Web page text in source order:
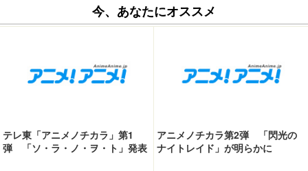
今、あなたにオススメ
テレ東「アニメノチカラ」第1
弾 「ソ・ラ・ノ・ヲ・ト」発表
アニメノチカラ第2弾 「閃光の
ナイトレイド」が明らかに